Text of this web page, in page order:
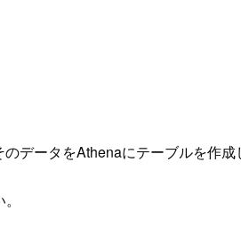
データをAthenaにテーブルを作成